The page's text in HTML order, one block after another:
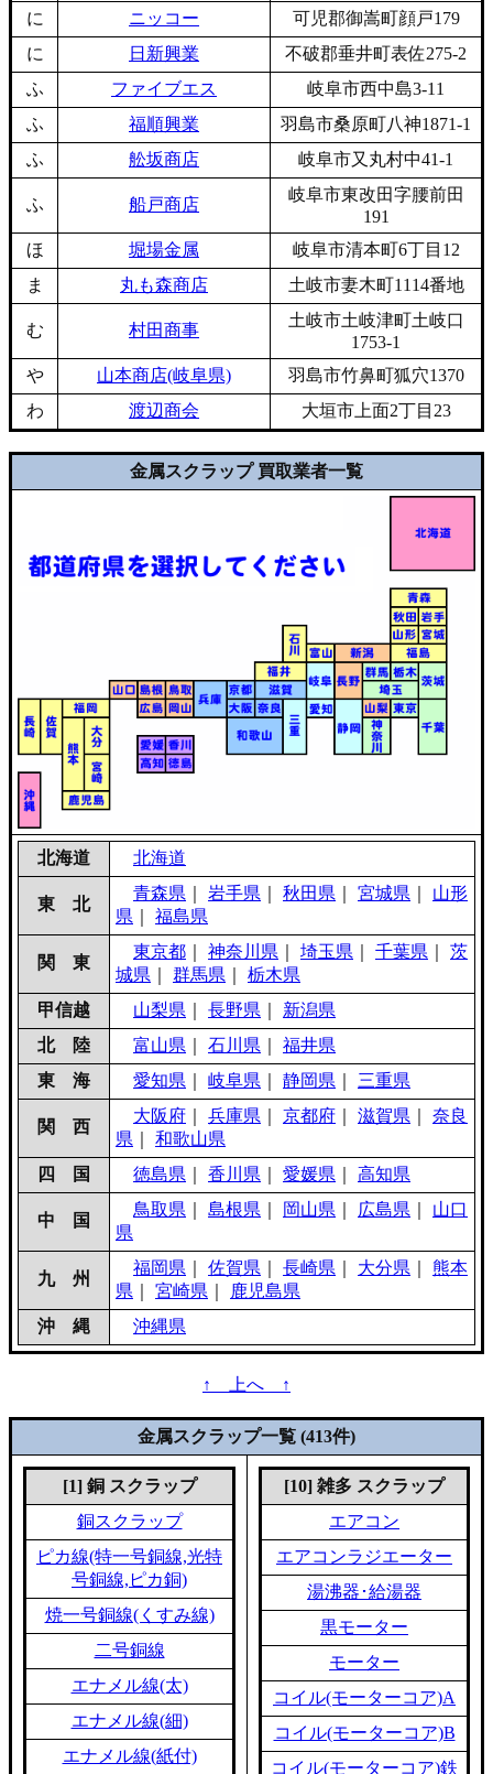
に
ニッコー
可児郡御嵩町顔戸179
に
日新興業
不破郡垂井町表佐275-2
ふ
ファイブエス
岐阜市西中島3-11
ふ
福順興業
羽島市桑原町八神1871-1
ふ
舩坂商店 岐阜市又丸村中41-1
ふ 船戸商店
岐阜市東改田字腰前田
191
ほ
堀場金属
岐阜市清本町6丁目12
ま
丸も森商店 土岐市妻木町1114番地
む 村田商事
土岐市土岐津町土岐口
1753-1
や
山本商店(岐阜県)
羽島市竹鼻町狐穴1370
わ
渡辺商会 大垣市上面2丁目23
金属スクラップ 買取業者一覧
北海道 北海道
東 北
青森県 岩手県 秋田県 宮城県
山形
県
福島県
関 東
東京都 神奈川県 埼玉県 千葉県
茨
城県
群馬県
栃木県
甲信越
山梨県 長野県
新潟県
北 陸
富山県 石川県
福井県
東 海
愛知県 岐阜県 静岡県 三重県
関 西
大阪府 兵庫県 京都府 滋賀県
奈良
県
和歌山県
四 国
徳島県 香川県 愛媛県 高知県
中 国
鳥取県 島根県 岡山県 広島県
山口
県
九 州
福岡県 佐賀県 長崎県 大分県
熊本
県
宮崎県
鹿児島県
沖 縄
沖縄県
↑ 上へ ↑
金属スクラップ一覧 (413件)
[1] 銅 スクラップ
銅スクラップ
ピカ線(特一号銅線,光特
号銅線,ピカ銅)
焼一号銅線(くすみ線)
二号銅線
エナメル線(太)
エナメル線(細)
エナメル線(紙付)
[10] 雑多 スクラップ
エアコン
エアコンラジエーター
湯沸器･給湯器
黒モーター
モーター
コイル(モーターコア)A
コイル(モーターコア)B
コイル(モーターコア)鉄